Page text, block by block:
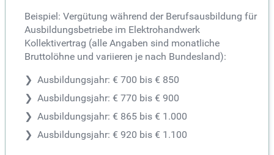
Beispiel: Vergütung während der Berufsausbildung für
Ausbildungsbetriebe im Elektrohandwerk
Kollektivertrag (alle Angaben sind monatliche
Bruttolöhne und variieren je nach Bundesland):
Ausbildungsjahr: € 700 bis € 850
Ausbildungsjahr: € 770 bis € 900
Ausbildungsjahr: € 865 bis € 1.000
Ausbildungsjahr: € 920 bis € 1.100